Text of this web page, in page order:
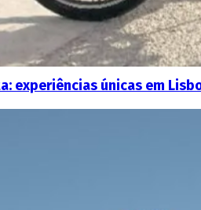
experiências únicas em